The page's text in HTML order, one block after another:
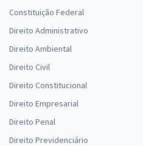
Constituição Federal
Direito Administrativo
Direito Ambiental
Direito Civil
Direito Constitucional
Direito Empresarial
Direito Penal
Direito Previdenciário